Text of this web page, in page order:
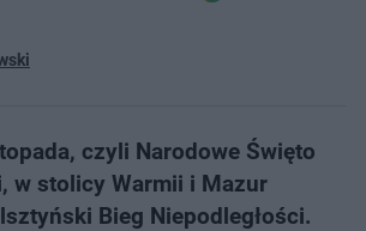
czyli Narodowe Święto
w stolicy Warmii i Mazur
Bieg Niepodległości.